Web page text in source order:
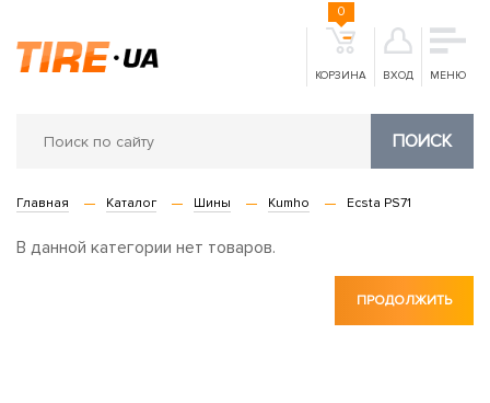
КОРЗИНА
0
ВХОД МЕНЮ
ПОИСК
Главная Каталог Шины Kumho Ecsta PS71
В данной категории нет товаров.
ПРОДОЛЖИТЬ